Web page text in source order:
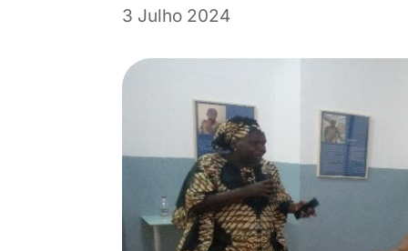
3 Julho 2024